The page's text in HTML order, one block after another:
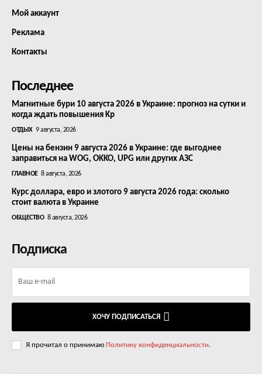
Мой аккаунт
Реклама
Контакты
Последнее
Магнитные бури 10 августа 2026 в Украине: прогноз на сутки и
когда ждать повышения Kp
ОТДЫХ 9 августа, 2026
Цены на бензин 9 августа 2026 в Украине: где выгоднее
заправиться на WOG, OKKO, UPG или других АЗС
ГЛАВНОЕ 8 августа, 2026
Курс доллара, евро и злотого 9 августа 2026 года: сколько
стоит валюта в Украине
ОБЩЕСТВО 8 августа, 2026
Подписка
ХОЧУ ПОДПИСАТЬСЯ
Я прочитал о принимаю Политику конфиденциальности.